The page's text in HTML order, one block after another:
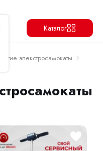
Каталог
элекстросамокаты
Перейти в корзину